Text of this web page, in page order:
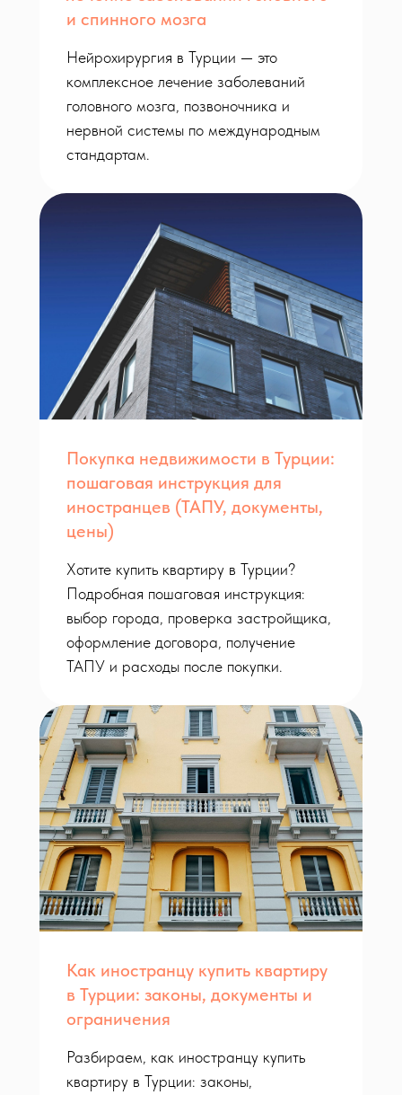
и спинного мозга
Нейрохирургия в Турции — это
комплексное лечение заболеваний
головного мозга, позвоночника и
нервной системы по международным
стандартам.
Покупка недвижимости в Турции:
пошаговая инструкция для
иностранцев (ТАПУ, документы,
цены)
Хотите купить квартиру в Турции?
Подробная пошаговая инструкция:
выбор города, проверка застройщика,
оформление договора, получение
ТАПУ и расходы после покупки.
Как иностранцу купить квартиру
в Турции: законы, документы и
ограничения
Разбираем, как иностранцу купить
квартиру в Турции: законы,